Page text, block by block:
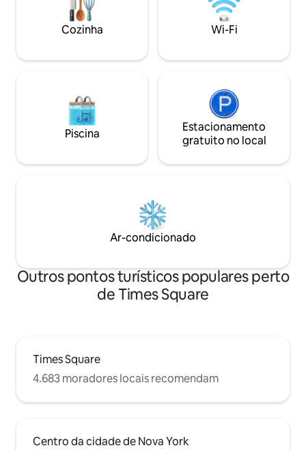
anos de idade) O preço inclui todos os
impostos/taxas (Não haverá impostos
adicionais ou taxas diárias cobradas
uma estadia
coração de
ajudar com
Cozinha Wi-Fi
Piscina
Estacionamento
gratuito no local
Ar-condicionado
Outros pontos turísticos populares perto
de Times Square
Times Square
4.683 moradores locais recomendam
Centro da cidade de Nova York